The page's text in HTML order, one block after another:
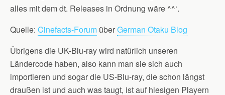
alles mit dem dt. Releases in Ordnung wäre ^^‘.
Quelle: Cinefacts-Forum überGerman Otaku Blog
Übrigens die UK-Blu-ray wird natürlich unseren
Ländercode haben, also kann man sie sich auch
importieren und sogar die US-Blu-ray, die schon längst
draußen ist und auch was taugt, ist auf hiesigen Playern